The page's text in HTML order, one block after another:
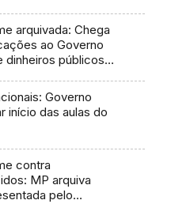
arquivada: Chega
ao Governo
dinheiros públicos
Governo
início das aulas do
contra
MP arquiva
pelo